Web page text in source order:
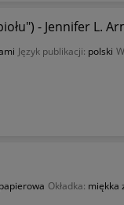
- Jennifer L.
Język publikacji: polski
Okładka: miękka